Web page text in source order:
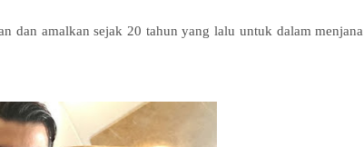
dan amalkan sejak 20 tahun yang lalu untuk dalam menjana